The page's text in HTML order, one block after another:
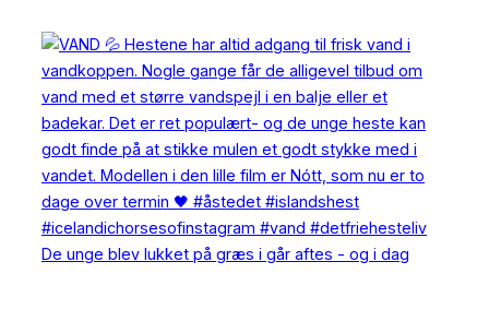
De unge blev lukket på græs i går aftes - og i dag